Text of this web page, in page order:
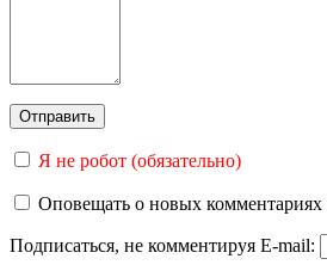
Я не робот (обязательно)
Оповещать о новых комментариях
Подписаться, не комментируя E-mail: